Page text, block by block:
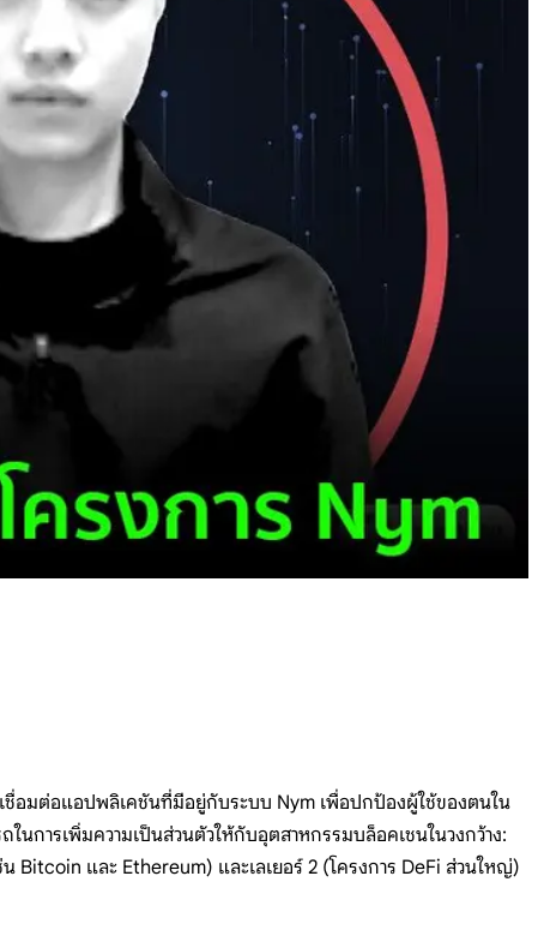
ชื่อมต่อแอปพลิเคชันที่มีอยู่กับระบบ Nym เพื่อปกป้องผู้ใช้ของตนใน
นการเพิ่มความเป็นส่วนตัวให้กับอุตสาหกรรมบล็อคเชนในวงกว้าง:
Bitcoin และ Ethereum) และเลเยอร์ 2 (โครงการ DeFi ส่วนใหญ่)